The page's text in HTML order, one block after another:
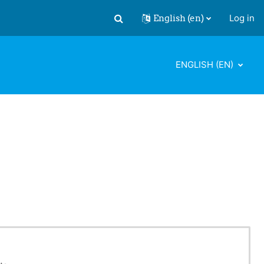
Toggle search input
English ‎(en)‎ Log in
ENGLISH ‎(EN)‎